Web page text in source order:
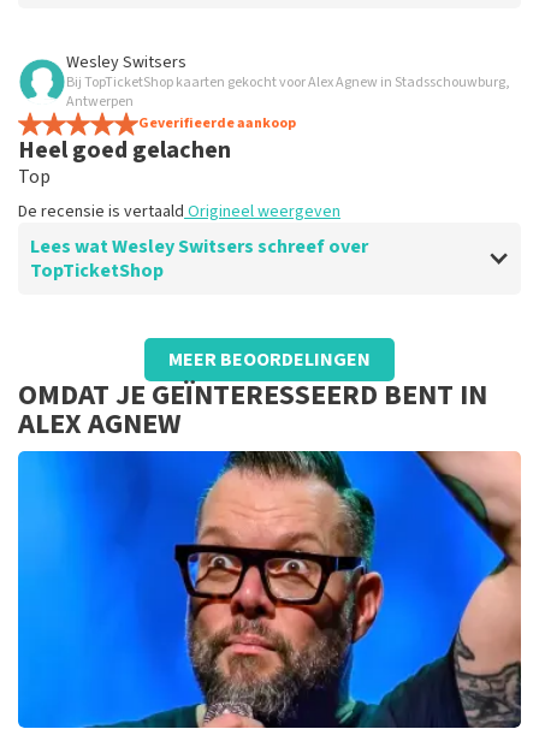
Beoordeling van Kevin Vogelaar over
Goed
Goed
Wesley Switsers
Bij TopTicketShop kaarten gekocht voor Alex Agnew in Stadsschouwburg,
Antwerpen
Geverifieerde aankoop
Heel goed gelachen
Top
De recensie is vertaald Origineel weergeven
Lees wat Wesley Switsers schreef over
TopTicketShop
Beoordeling van Wesley Switsers overTopTicketShop
Alles oke
De recensie is vertaald Origineel weergeven
MEER BEOORDELINGEN
OMDAT JE GEÏNTERESSEERD BENT IN
ALEX AGNEW